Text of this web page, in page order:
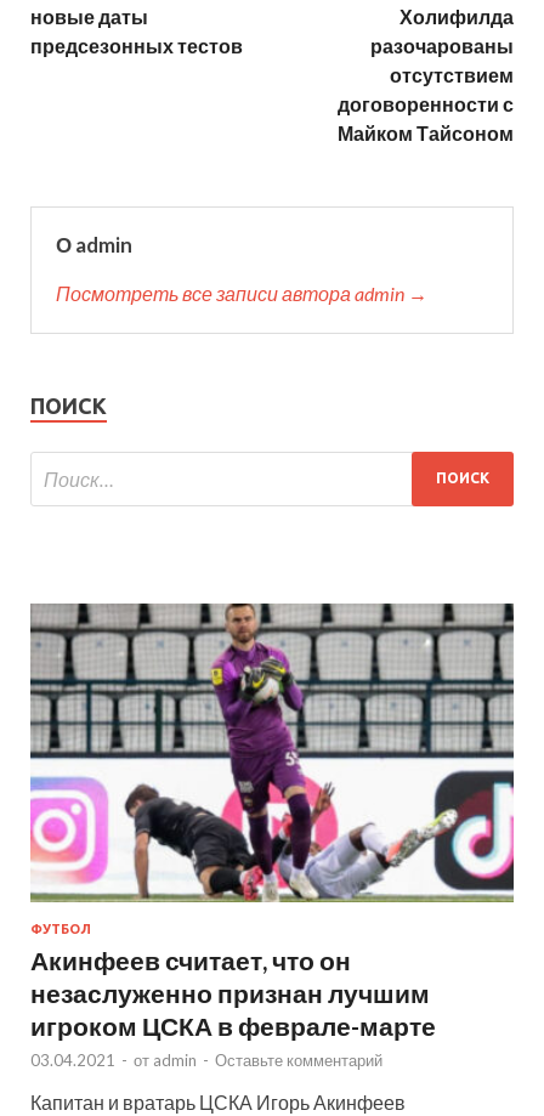
новые даты
предсезонных тестов
Холифилда
разочарованы
отсутствием
договоренности с
Майком Тайсоном
О admin
Посмотреть все записи автора admin →
ПОИСК
ФУТБОЛ
Акинфеев считает, что он
незаслуженно признан лучшим
игроком ЦСКА в феврале-марте
03.04.2021 - от admin - Оставьте комментарий
Капитан и вратарь ЦСКА Игорь Акинфеев